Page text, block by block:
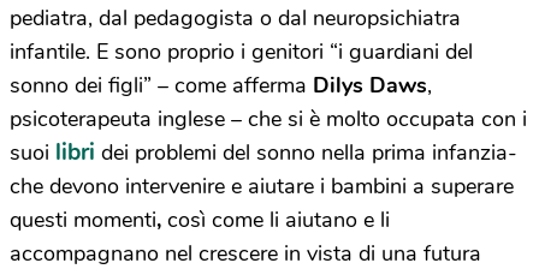
pediatra, dal pedagogista o dal neuropsichiatra
infantile. E sono proprio i genitori “i guardiani del
sonno dei figli” – come afferma Dilys Daws,
psicoterapeuta inglese – che si è molto occupata con i
suoi libri dei problemi del sonno nella prima infanzia-
che devono intervenire e aiutare i bambini a superare
questi momenti, così come li aiutano e li
accompagnano nel crescere in vista di una futura